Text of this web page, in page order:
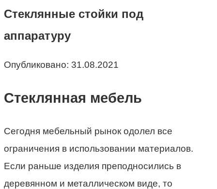
Стеклянные стойки под
аппаратуру
Опубликовано: 31.08.2021
Стеклянная мебель
Сегодня мебельный рынок одолел все
ограничения в использовании материалов.
Если раньше изделия преподносились в
деревянном и металлическом виде, то